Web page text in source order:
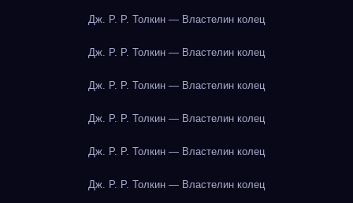
Дж. Р. Р. Толкин — Властелин колец
Дж. Р. Р. Толкин — Властелин колец
Дж. Р. Р. Толкин — Властелин колец
Дж. Р. Р. Толкин — Властелин колец
Дж. Р. Р. Толкин — Властелин колец
Дж. Р. Р. Толкин — Властелин колец